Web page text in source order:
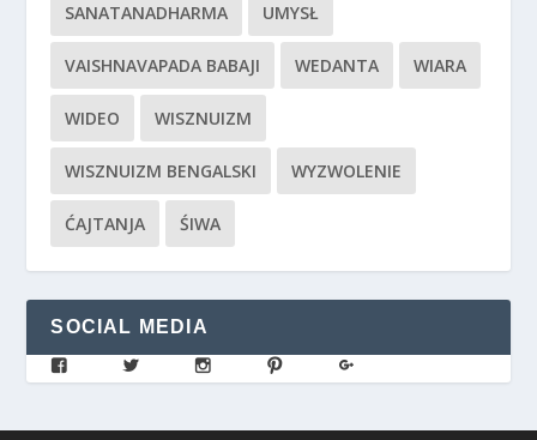
SANATANADHARMA UMYSŁ
VAISHNAVAPADA BABAJI WEDANTA WIARA
WIDEO WISZNUIZM
WISZNUIZM BENGALSKI WYZWOLENIE
ĆAJTANJA ŚIWA
SOCIAL MEDIA